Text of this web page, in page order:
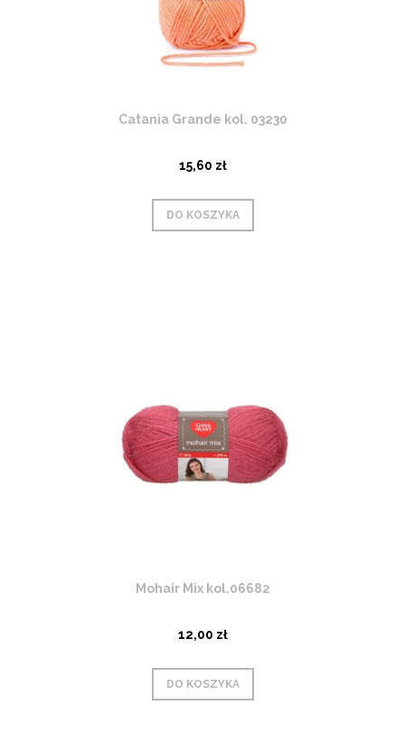
Catania Grande kol. 03230
15,60 zł
DO KOSZYKA
Mohair Mix kol.06682
12,00 zł
DO KOSZYKA